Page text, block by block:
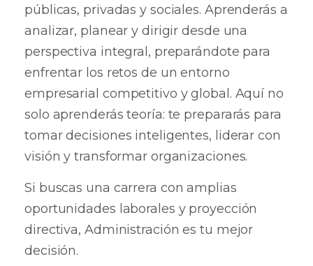
públicas, privadas y sociales. Aprenderás a
analizar, planear y dirigir desde una
perspectiva integral, preparándote para
enfrentar los retos de un entorno
empresarial competitivo y global. Aquí no
solo aprenderás teoría: te prepararás para
tomar decisiones inteligentes, liderar con
visión y transformar organizaciones.
Si buscas una carrera con amplias
oportunidades laborales y proyección
directiva, Administración es tu mejor
decisión.